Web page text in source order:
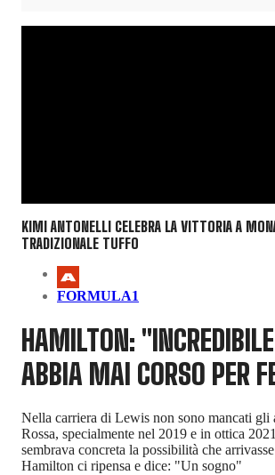
KIMI ANTONELLI CELEBRA LA VITTORIA A
TRADIZIONALE TUFFO
FORMULA1
HAMILTON:
ABBIA MAI CORSO PER
Nella carriera di Lewis non sono mancati gli
Rossa, specialmente nel 2019 e in ottica
sembrava concreta la possibilità che
Hamilton ci ripensa e dice: "Un sogno"